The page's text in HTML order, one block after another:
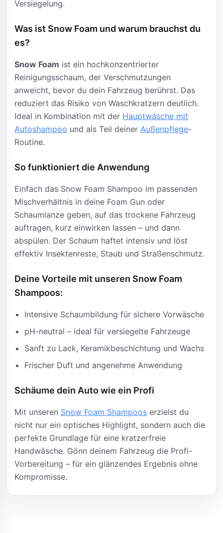
Versiegelung.
Was ist Snow Foam und warum brauchst du
es?
Snow Foam ist ein hochkonzentrierter
Reinigungsschaum, der Verschmutzungen
anweicht, bevor du dein Fahrzeug berührst. Das
reduziert das Risiko von Waschkratzern deutlich.
Ideal in Kombination mit der Hauptwäsche mit
Autoshampoo und als Teil deiner Außenpflege-
Routine.
So funktioniert die Anwendung
Einfach das Snow Foam Shampoo im passenden
Mischverhältnis in deine Foam Gun oder
Schaumlanze geben, auf das trockene Fahrzeug
auftragen, kurz einwirken lassen – und dann
abspülen. Der Schaum haftet intensiv und löst
effektiv Insektenreste, Staub und Straßenschmutz.
Deine Vorteile mit unseren Snow Foam
Shampoos:
Intensive Schaumbildung für sichere Vorwäsche
pH-neutral – ideal für versiegelte Fahrzeuge
Sanft zu Lack, Keramikbeschichtung und Wachs
Frischer Duft und angenehme Anwendung
Schäume dein Auto wie ein Profi
Mit unseren Snow Foam Shampoos erzielst du
nicht nur ein optisches Highlight, sondern auch die
perfekte Grundlage für eine kratzerfreie
Handwäsche. Gönn deinem Fahrzeug die Profi-
Vorbereitung – für ein glänzendes Ergebnis ohne
Kompromisse.